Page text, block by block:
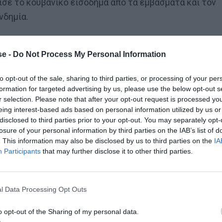
- Do Not Process My Personal Information
opt-out of the sale, sharing to third parties, or processing of your
for targeted advertising by us, please use the below opt-out
selection. Please note that after your opt-out request is processed
interest-based ads based on personal information utilized by us
to third parties prior to your opt-out. You may separately
of your personal information by third parties on the IAB’s list of
This information may also be disclosed by us to third parties on the
Participants that may further disclose it to other third parties.
Data Processing Opt Outs
opt-out of the Sharing of my personal data.
το κουβανικό εισόδημα από τα εμβάσματα και τον
άρει κανέναν από τους 243 περιορισμούς που
την ανεργία στα ύψη και την υγειονομική
ηλεκτροδότησης σε πολλές περιοχές ακόμα και 12
συνέθεσαν ένα εκρηκτικό μείγμα, με
πρωτοφανούς έκτασης. Στις 11 Ιουλίου
μη ειρηνικές περιπτώσεις σημειώθηκαν
Η χώρα ήταν διχασμένη καθώς πολλοί άλλοι
της επανάστασης», ενώ
. Στερούμενη την πρόσβαση στα